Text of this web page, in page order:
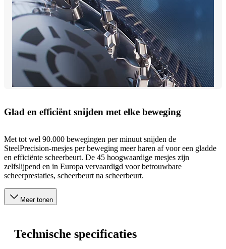
Glad en efficiënt snijden met elke beweging
Met tot wel 90.000 bewegingen per minuut snijden de
SteelPrecision-mesjes per beweging meer haren af voor een gladde
en efficiënte scheerbeurt. De 45 hoogwaardige mesjes zijn
zelfslijpend en in Europa vervaardigd voor betrouwbare
scheerprestaties, scheerbeurt na scheerbeurt.
Meer tonen
Technische specificaties